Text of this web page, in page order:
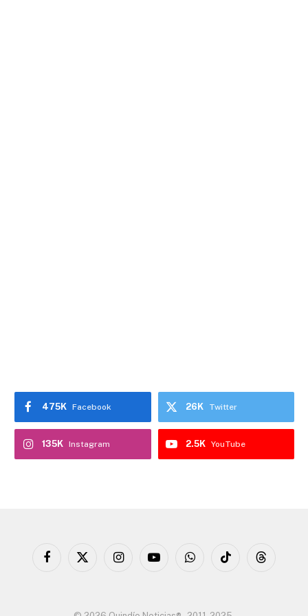
Facebook
475K Twitter
26K
Instagram
135K YouTube
2.5K
Facebook
X
InstagramYouTubeWhatsAppTikTok Threads